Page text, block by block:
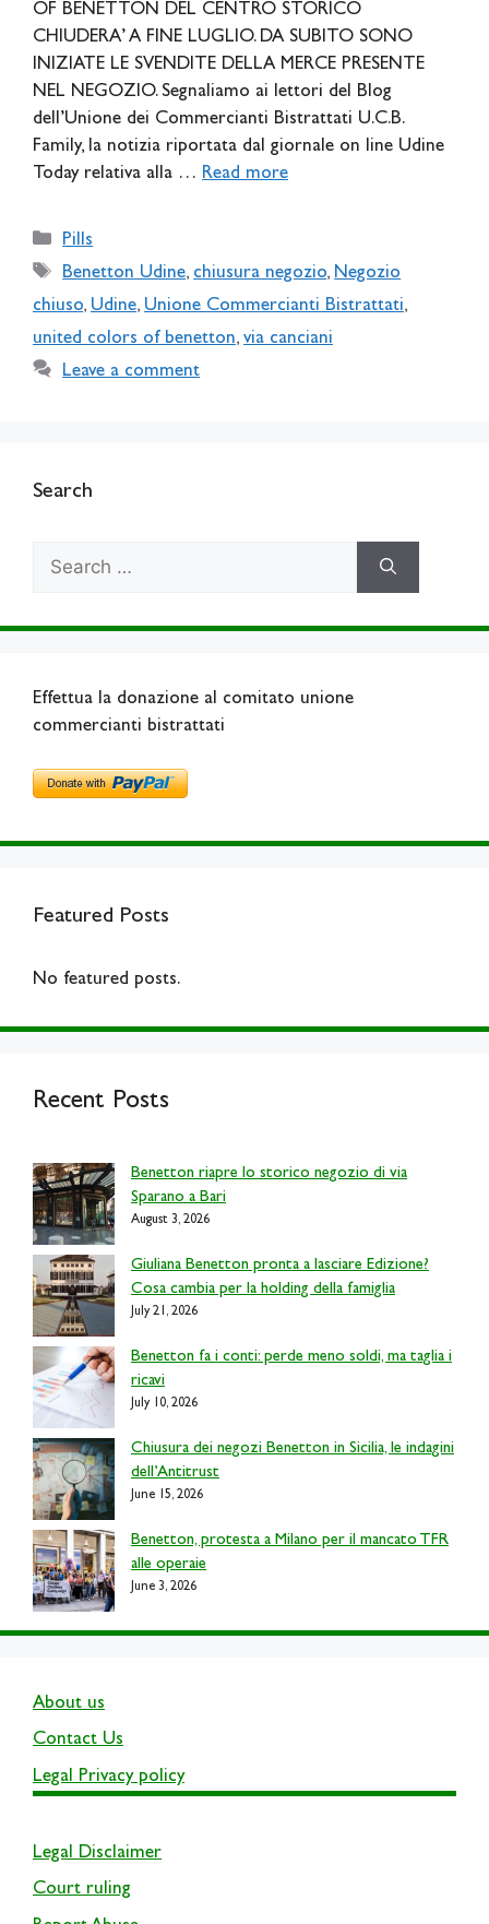
OF BENETTON DEL CENTRO STORICO
CHIUDERA’ A FINE LUGLIO. DA SUBITO SONO
INIZIATE LE SVENDITE DELLA MERCE PRESENTE
NEL NEGOZIO. Segnaliamo ai lettori del Blog
dell’Unione dei Commercianti Bistrattati U.C.B.
Family, la notizia riportata dal giornale on line Udine
Today relativa alla … Read more
Categories
Pills
Tags
Benetton Udine, chiusura negozio, Negozio
chiuso, Udine, Unione Commercianti Bistrattati,
united colors of benetton, via canciani
Leave a comment
Search
Effettua la donazione al comitato unione
commercianti bistrattati
Featured Posts
No featured posts.
Recent Posts
Benetton riapre lo storico negozio di via
Sparano a Bari
August 3, 2026
Giuliana Benetton pronta a lasciare Edizione?
Cosa cambia per la holding della famiglia
July 21, 2026
Benetton fa i conti: perde meno soldi, ma taglia i
ricavi
July 10, 2026
Chiusura dei negozi Benetton in Sicilia, le indagini
dell’Antitrust
June 15, 2026
Benetton, protesta a Milano per il mancato TFR
alle operaie
June 3, 2026
About us
Contact Us
Legal Privacy policy
Legal Disclaimer
Court ruling